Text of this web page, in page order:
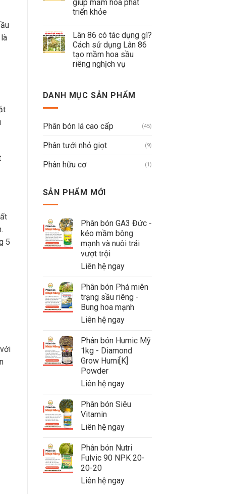
5
giúp mầm hoa phát
triển khỏe
Lân 86 có tác dụng gì?
Cách sử dụng Lân 86
tạo mầm hoa sầu
riêng nghịch vụ
DANH MỤC SẢN PHẨM
Phân bón lá cao cấp (45)
Phân tưới nhỏ giọt (9)
Phân hữu cơ (1)
SẢN PHẨM MỚI
Phân bón GA3 Đức -
kéo mầm bông
mạnh và nuôi trái
vượt trội
Liên hệ ngay
Phân bón Phá miên
trạng sầu riêng -
Bung hoa mạnh
Liên hệ ngay
Phân bón Humic Mỹ
1kg - Diamond
Grow Humi[K]
Powder
Liên hệ ngay
Phân bón Siêu
Vitamin
Liên hệ ngay
Phân bón Nutri
Fulvic 90 NPK 20-
20-20
Liên hệ ngay